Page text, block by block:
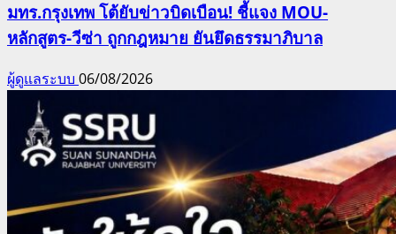
มทร.กรุงเทพ โต้ยับข่าวบิดเบือน! ชี้แจง MOU-
หลักสูตร-วีซ่า ถูกกฎหมาย ยันยึดธรรมาภิบาล
ผู้ดูแลระบบ 06/08/2026